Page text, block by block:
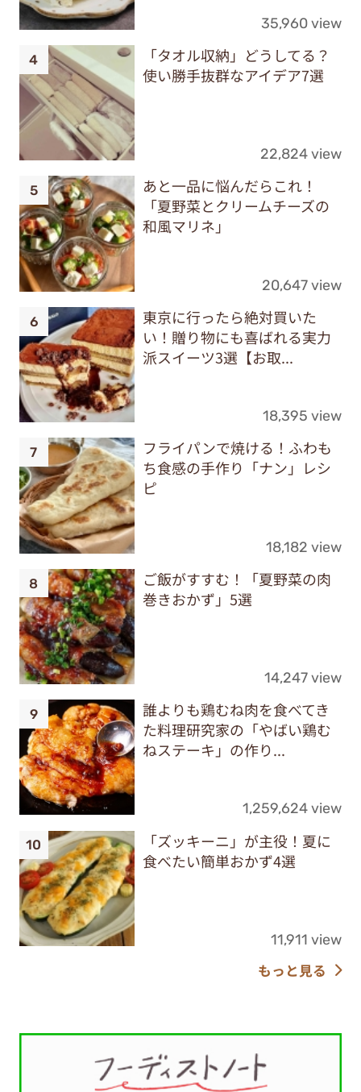
35,960 view
「タオル収納」どうしてる？
使い勝手抜群なアイデア7選
22,824 view
あと一品に悩んだらこれ！
「夏野菜とクリームチーズの
和風マリネ」
20,647 view
東京に行ったら絶対買いた
い！贈り物にも喜ばれる実力
派スイーツ3選【お取...
18,395 view
フライパンで焼ける！ふわも
ち食感の手作り「ナン」レシ
ピ
18,182 view
ご飯がすすむ！「夏野菜の肉
巻きおかず」5選
14,247 view
誰よりも鶏むね肉を食べてき
た料理研究家の「やばい鶏む
ねステーキ」の作り...
1,259,624 view
「ズッキーニ」が主役！夏に
食べたい簡単おかず4選
11,911 view
もっと見る